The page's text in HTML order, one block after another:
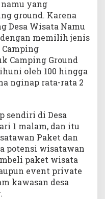
yang
ground. Karena
Desa Wisata Namu
memilih jenis
Camping Ground
oleh 100 hingga
nginap rata-rata 2
sendiri di Desa
1 malam, dan itu
Paket dan
potensi wisatawan
paket wisata
event private
kawasan desa